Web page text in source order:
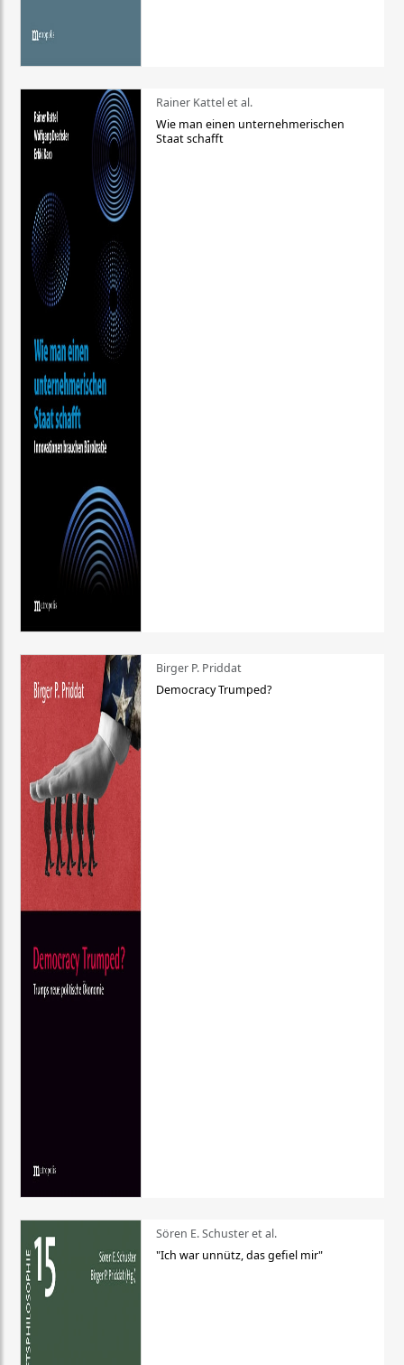
Rainer Kattel et al.
Wie man einen unternehmerischen
Staat schafft
Birger P. Priddat
Democracy Trumped?
Sören E. Schuster et al.
"Ich war unnütz, das gefiel mir"